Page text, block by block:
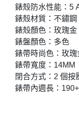
錶殼防水性能：5
錶殼材質：不鏽鋼
錶殼顏色：玫瑰金
錶盤顏色：多色
錶帶時尚色：玫瑰
錶帶寬度：14MM
閉合方式：2 個按
錶帶內週長：